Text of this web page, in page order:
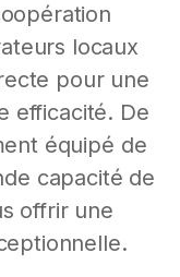
locaux
pour une
efficacité. De
équipé de
capacité de
offrir une